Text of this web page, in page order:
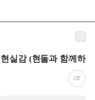
실감 (현돌과 함께하
OT